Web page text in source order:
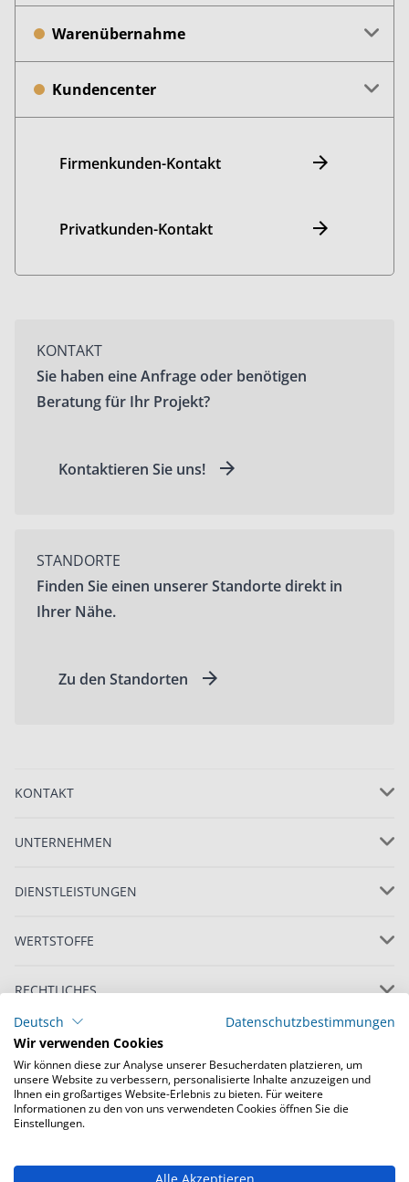
Warenübernahme
Kundencenter
Firmenkunden-Kontakt
Privatkunden-Kontakt
KONTAKT
Sie haben eine Anfrage oder benötigen
Beratung für Ihr Projekt?
Kontaktieren Sie uns!
STANDORTE
Finden Sie einen unserer Standorte direkt in
Ihrer Nähe.
Zu den Standorten
KONTAKT
UNTERNEHMEN
DIENSTLEISTUNGEN
WERTSTOFFE
RECHTLICHES
© Copyright 2022 Loacker Recycling GmbH, alle
Deutsch
Datenschutzbestimmungen
Wir verwenden Cookies
Wir können diese zur Analyse unserer Besucherdaten platzieren, um
unsere Website zu verbessern, personalisierte Inhalte anzuzeigen und
Ihnen ein großartiges Website-Erlebnis zu bieten. Für weitere
Informationen zu den von uns verwendeten Cookies öffnen Sie die
Einstellungen.